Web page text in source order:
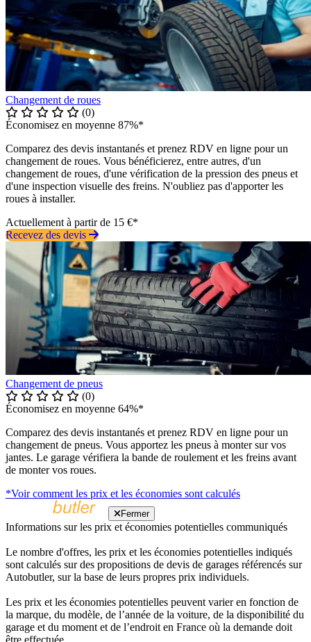
Changement de roues
(0)
Économisez en moyenne 87%*
Comparez des devis instantanés et prenez RDV en ligne pour un
changement de roues. Vous bénéficierez, entre autres, d'un
changement de roues, d'une vérification de la pression des pneus et
d'une inspection visuelle des freins. N'oubliez pas d'apporter les
roues à installer.
Actuellement à partir de 15 €*
Recevez des devis
Changement de pneus
(0)
Économisez en moyenne 64%*
Comparez des devis instantanés et prenez RDV en ligne pour un
changement de pneus. Vous apportez les pneus à monter sur vos
jantes. Le garage vérifiera la bande de roulement et les freins avant
de monter vos roues.
*Voir comment les prix et les économies sont calculés
Fermer
Informations sur les prix et économies potentielles communiqués
Le nombre d'offres, les prix et les économies potentielles indiqués
sont calculés sur des propositions de devis de garages référencés sur
Autobutler, sur la base de leurs propres prix individuels.
Les prix et les économies potentielles peuvent varier en fonction de
la marque, du modèle, de l’année de la voiture, de la disponibilité du
garage et du moment et de l’endroit en France où la demande doit
être effectuée.